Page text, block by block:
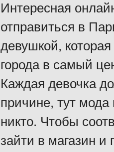
Интересная
отправиться в
девушкой,
города в самый
Каждая девочка
причине, тут
никто. Чтобы
зайти в магазин и